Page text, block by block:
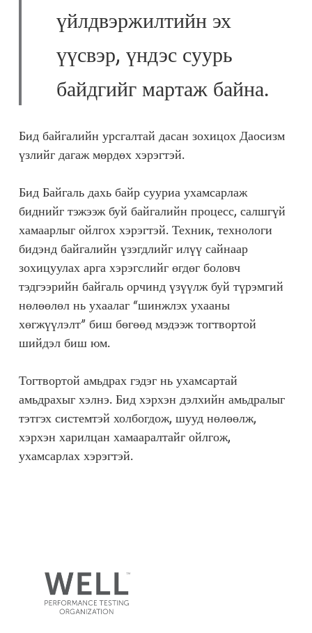
үйлдвэржилтийн эх
үүсвэр, үндэс суурь
байдгийг мартаж байна.
Бид байгалийн урсгалтай дасан зохицох Даосизм
үзлийг дагаж мөрдөх хэрэгтэй.
Бид Байгаль дахь байр сууриа ухамсарлаж
биднийг тэжээж буй байгалийн процесс, салшгүй
хамаарлыг ойлгох хэрэгтэй. Техник, технологи
бидэнд байгалийн үзэгдлийг илүү сайнаар
зохицуулах арга хэрэгслийг өгдөг боловч
тэдгээрийн байгаль орчинд үзүүлж буй түрэмгий
нөлөөлөл нь ухаалаг “шинжлэх ухааны
хөгжүүлэлт” биш бөгөөд мэдээж тогтвортой
шийдэл биш юм.
Тогтвортой амьдрах гэдэг нь ухамсартай
амьдрахыг хэлнэ. Бид хэрхэн дэлхийн амьдралыг
тэтгэх системтэй холбогдож, шууд нөлөөлж,
хэрхэн харилцан хамааралтайг ойлгож,
ухамсарлах хэрэгтэй.